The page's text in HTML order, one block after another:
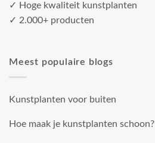
✓ Hoge kwaliteit kunstplanten
✓ 2.000+ producten
Meest populaire blogs
Kunstplanten voor buiten
Hoe maak je kunstplanten schoon?